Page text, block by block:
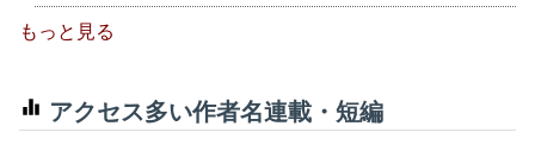
もっと見る
アクセス多い作者名連載・短編